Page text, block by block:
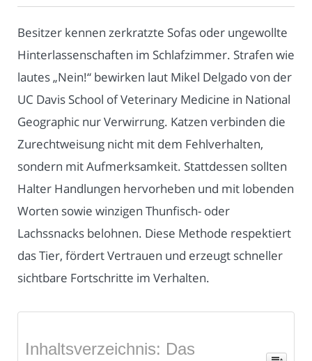
Besitzer kennen zerkratzte Sofas oder ungewollte
Hinterlassenschaften im Schlafzimmer. Strafen wie
lautes „Nein!“ bewirken laut Mikel Delgado von der
UC Davis School of Veterinary Medicine in National
Geographic nur Verwirrung. Katzen verbinden die
Zurechtweisung nicht mit dem Fehlverhalten,
sondern mit Aufmerksamkeit. Stattdessen sollten
Halter Handlungen hervorheben und mit lobenden
Worten sowie winzigen Thunfisch- oder
Lachssnacks belohnen. Diese Methode respektiert
das Tier, fördert Vertrauen und erzeugt schneller
sichtbare Fortschritte im Verhalten.
Inhaltsverzeichnis: Das